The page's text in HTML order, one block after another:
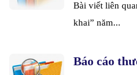
Bài viết liên
khai” năm...
Báo cáo